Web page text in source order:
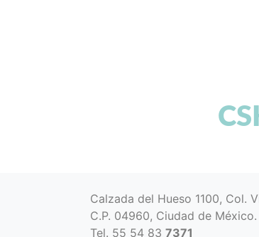
Calzada del Hueso 1100, Col.
C.P. 04960, Ciudad de México.
Tel. 55 54 83 7371